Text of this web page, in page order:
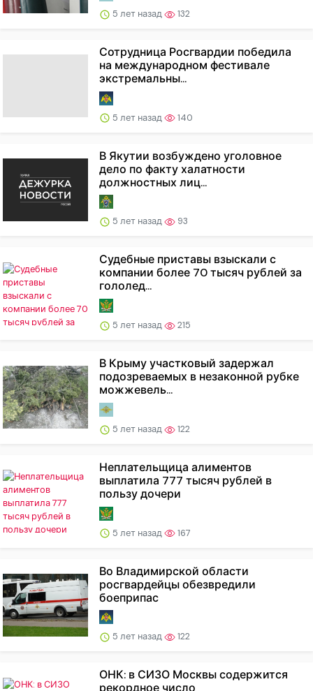
5 лет назад 132
Сотрудница Росгвардии победила
на международном фестивале
экстремальны...
5 лет назад 140
В Якутии возбуждено уголовное
дело по факту халатности
должностных лиц...
5 лет назад 93
Судебные приставы взыскали с
компании более 70 тысяч рублей за
гололед...
5 лет назад 215
В Крыму участковый задержал
подозреваемых в незаконной рубке
можжевель...
5 лет назад 122
Неплательщица алиментов
выплатила 777 тысяч рублей в
пользу дочери
5 лет назад 167
Во Владимирской области
росгвардейцы обезвредили
боеприпас
5 лет назад 122
ОНК: в СИЗО Москвы содержится